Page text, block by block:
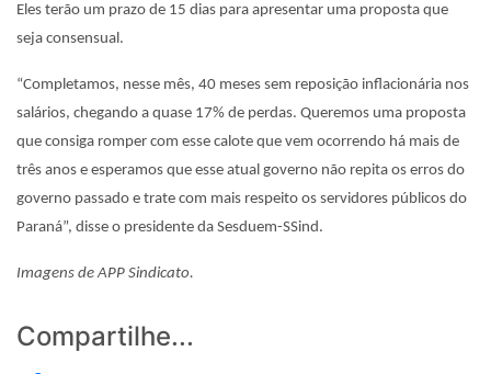
Eles terão um prazo de 15 dias para apresentar uma proposta que
seja consensual.
“Completamos, nesse mês, 40 meses sem reposição inflacionária nos
salários, chegando a quase 17% de perdas. Queremos uma proposta
que consiga romper com esse calote que vem ocorrendo há mais de
três anos e esperamos que esse atual governo não repita os erros do
governo passado e trate com mais respeito os servidores públicos do
Paraná”, disse o presidente da Sesduem-SSind.
Imagens de APP Sindicato.
Compartilhe...